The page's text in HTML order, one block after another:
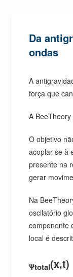
Da
ondas
A
força que
A
O objetivo
acoplar-se à
presente na
gerar
Na
oscilatório
componente
local é
Ψtotal